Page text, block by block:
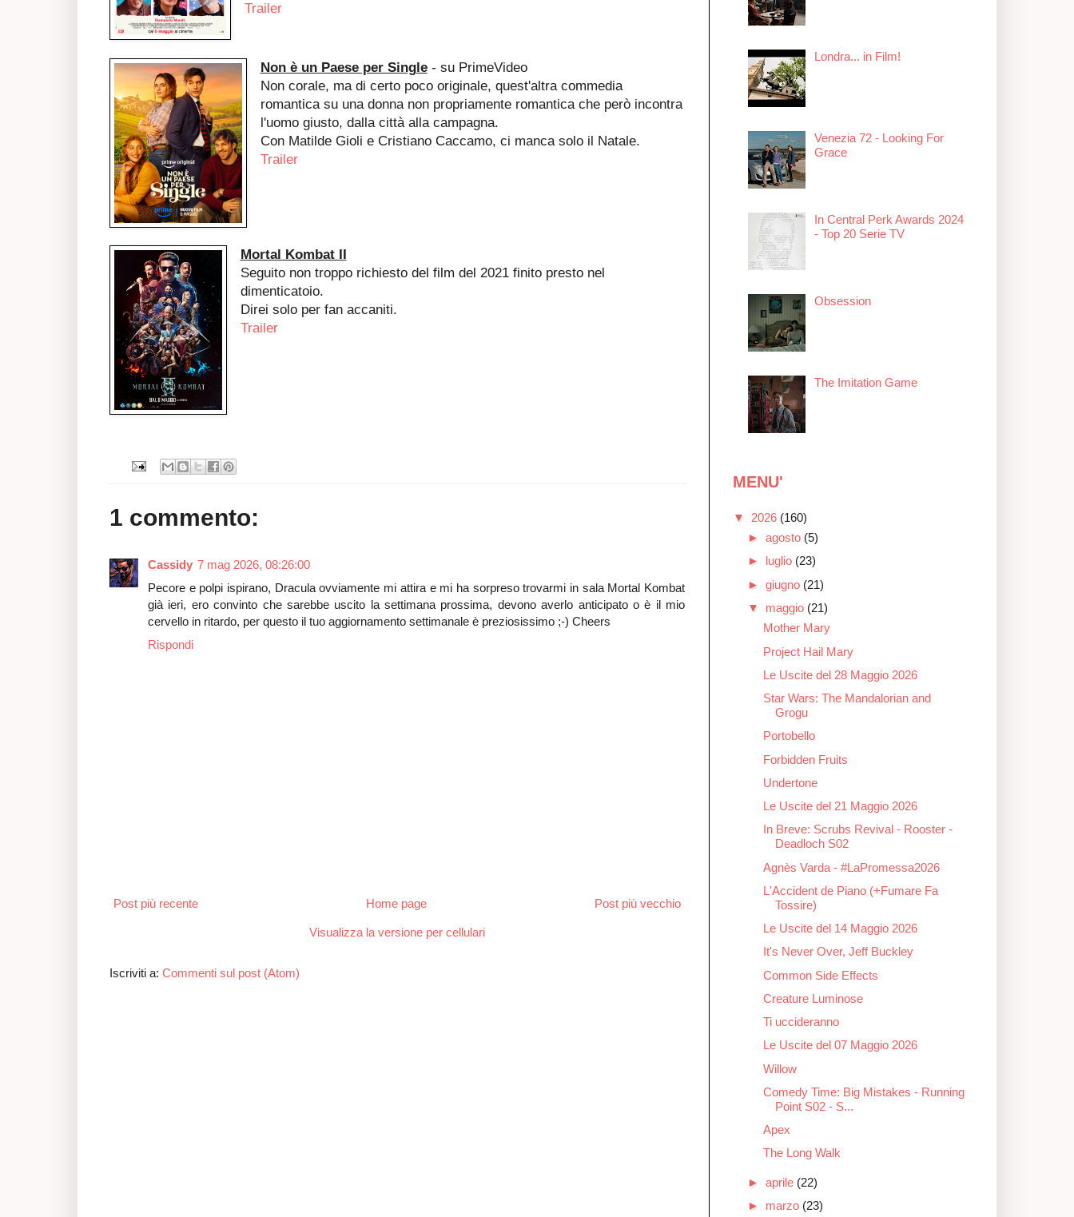
Trailer
Non è un Paese per Single- su PrimeVideo
Non corale, ma di certo poco originale, quest'altra commedia
romantica su una donna non propriamente romantica che però incontra
l'uomo giusto, dalla città alla campagna.
Con Matilde Gioli e Cristiano Caccamo, ci manca solo il Natale.
Trailer
Mortal Kombat II
Seguito non troppo richiesto del film del 2021 finito presto nel
dimenticatoio.
Direi solo per fan accaniti.
Trailer
1 commento:
Cassidy 7 mag 2026, 08:26:00
Pecore e polpi ispirano, Dracula ovviamente mi attira e mi ha sorpreso trovarmi in sala Mortal Kombat
già ieri, ero convinto che sarebbe uscito la settimana prossima, devono averlo anticipato o è il mio
cervello in ritardo, per questo il tuo aggiornamento settimanale è preziosissimo ;-) Cheers
Rispondi
Post più recente Post più vecchio
Home page
Visualizza la versione per cellulari
Iscriviti a: Commenti sul post (Atom)
Londra... in Film!
Venezia 72 - Looking For
Grace
In Central Perk Awards 2024
- Top 20 Serie TV
Obsession
The Imitation Game
MENU'
▼ 2026 (160)
► agosto (5)
► luglio (23)
► giugno (21)
▼ maggio (21)
Mother Mary
Project Hail Mary
Le Uscite del 28 Maggio 2026
Star Wars: The Mandalorian and
Grogu
Portobello
Forbidden Fruits
Undertone
Le Uscite del 21 Maggio 2026
In Breve: Scrubs Revival - Rooster -
Deadloch S02
Agnès Varda - #LaPromessa2026
L'Accident de Piano (+Fumare Fa
Tossire)
Le Uscite del 14 Maggio 2026
It's Never Over, Jeff Buckley
Common Side Effects
Creature Luminose
Ti uccideranno
Le Uscite del 07 Maggio 2026
Willow
Comedy Time: Big Mistakes - Running
Point S02 - S...
Apex
The Long Walk
► aprile (22)
► marzo (23)